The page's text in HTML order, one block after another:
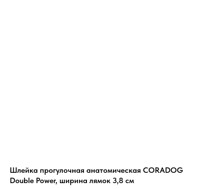
Шлейка прогулочная анатомическая CORADOG
Double Power, ширина лямок 3,8 см